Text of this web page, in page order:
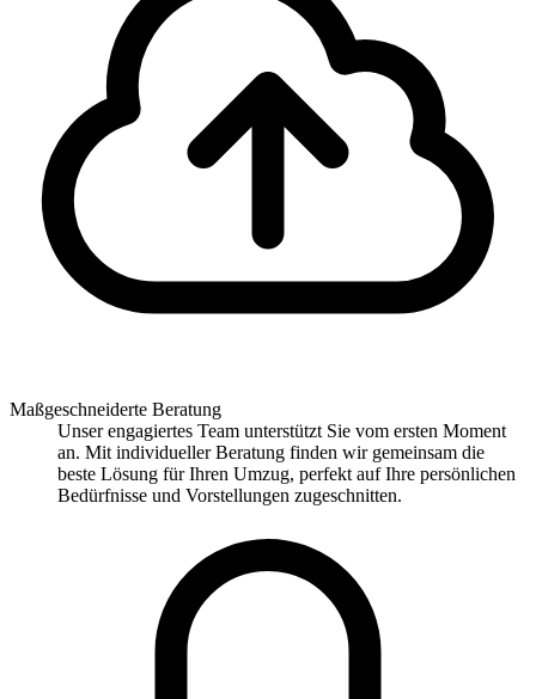
Maßgeschneiderte Beratung
Unser engagiertes Team unterstützt Sie vom ersten Moment
an. Mit individueller Beratung finden wir gemeinsam die
beste Lösung für Ihren Umzug, perfekt auf Ihre persönlichen
Bedürfnisse und Vorstellungen zugeschnitten.